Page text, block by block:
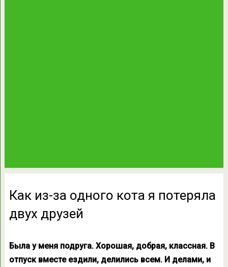
Как из-за одного кота я потеряла
двух друзей
Была у меня подруга. Хорошая, добрая, классная. В
отпуск вместе ездили, делились всем. И делами, и